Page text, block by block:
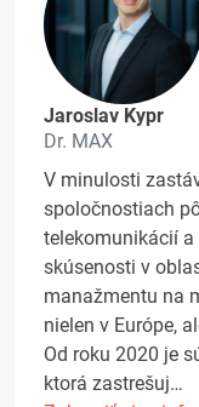
Jaroslav Kypr
Dr. MAX
V minulosti
spoločnostiach
telekomunikácií
skúsenosti v
manažmentu na
nielen v Európe,
Od roku 2020 je
ktorá zastrešuj…